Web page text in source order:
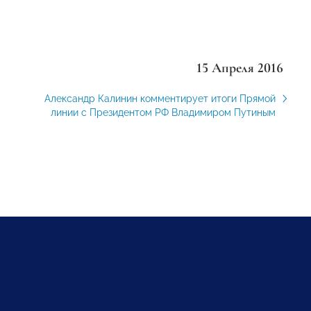
15 Апреля 2016
Александр Калинин комментирует итоги Прямой
линии с Президентом РФ Владимиром Путиным